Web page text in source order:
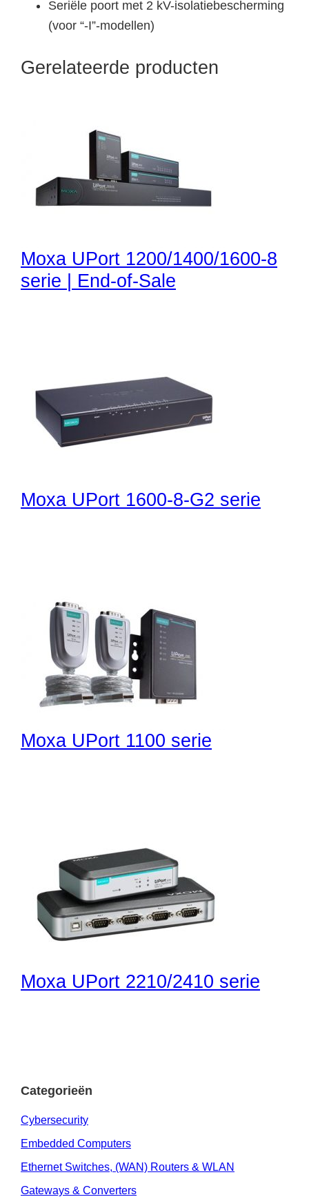
Seriële poort met 2 kV-isolatiebescherming
(voor “-I”-modellen)
Gerelateerde producten
Moxa UPort 1200/1400/1600-8
serie | End-of-Sale
Moxa UPort 1600-8-G2 serie
Moxa UPort 1100 serie
Moxa UPort 2210/2410 serie
Categorieën
Cybersecurity
Embedded Computers
Ethernet Switches, (WAN) Routers & WLAN
Gateways & Converters